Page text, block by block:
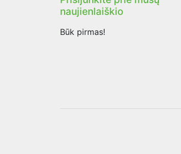
naujienlaiškio
Būk pirmas!